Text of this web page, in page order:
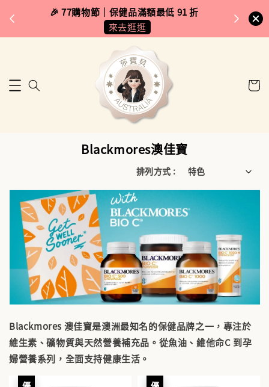
🎉 77購物節｜保健品滿額最低 91 折
來去逛逛
🚚 台
Blackmores澳佳寶
排列方式 :
Blackmores 澳佳寶是澳洲最知名的保健品牌之一，專注於
維生素、礦物質與天然營養補充品。從魚油、維他命C 到孕
婦營養系列，全面支持健康生活。